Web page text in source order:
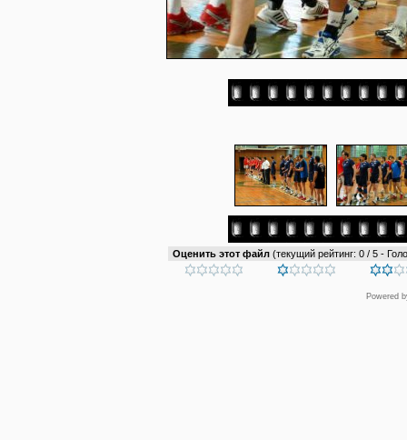
Оценить этот файл (текущий рейтинг: 0 / 5 -
Powered